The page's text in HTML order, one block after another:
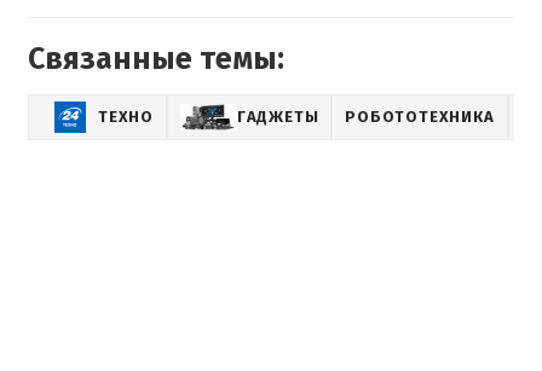
Связанные темы:
ТЕХНО ГАДЖЕТЫ РОБОТОТЕХНИКА